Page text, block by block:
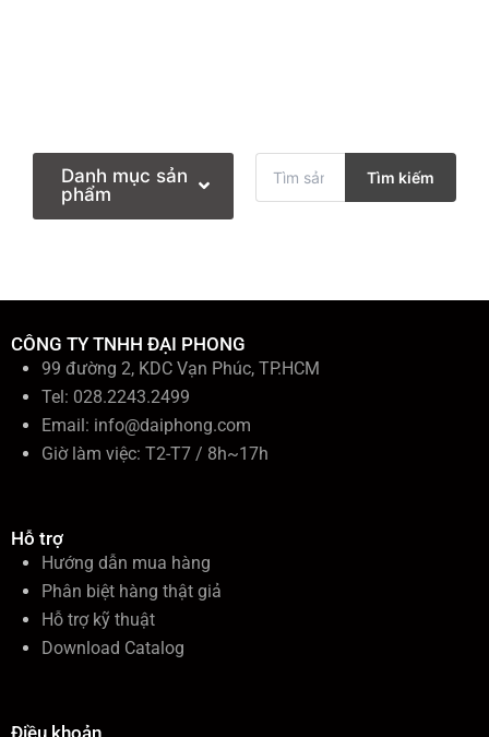
m
Tìm kiếm
Danh mục sản
phẩm
CÔNG TY TNHH ĐẠI PHONG
99 đường 2, KDC Vạn Phúc, TP.HCM
Tel: 028.2243.2499
Email: info@daiphong.com
Giờ làm việc: T2-T7 / 8h~17h
Hỗ trợ
Hướng dẫn mua hàng
Phân biệt hàng thật giả
Hỗ trợ kỹ thuật
Download Catalog
Điều khoản